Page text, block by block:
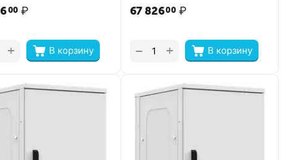
00 ₽
В корзину
+
67 82600 ₽
В корзину
+
−